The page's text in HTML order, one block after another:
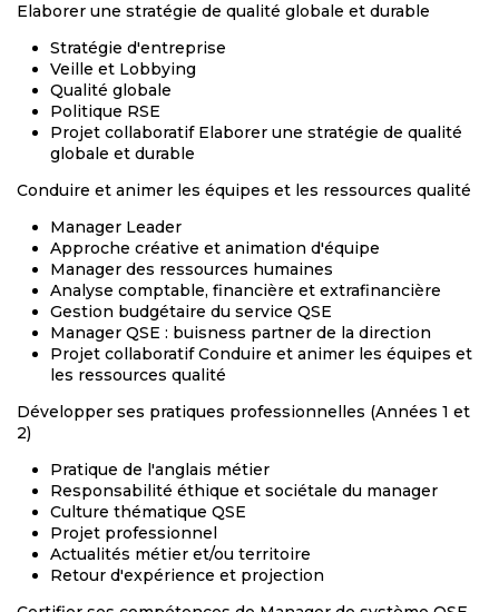
Elaborer une stratégie de qualité globale et durable
Stratégie d'entreprise
Veille et Lobbying
Qualité globale
Politique RSE
Projet collaboratif Elaborer une stratégie de qualité
globale et durable
Conduire et animer les équipes et les ressources qualité
Manager Leader
Approche créative et animation d'équipe
Manager des ressources humaines
Analyse comptable, financière et extrafinancière
Gestion budgétaire du service QSE
Manager QSE : buisness partner de la direction
Projet collaboratif Conduire et animer les équipes et
les ressources qualité
Développer ses pratiques professionnelles (Années 1 et
2)
Pratique de l'anglais métier
Responsabilité éthique et sociétale du manager
Culture thématique QSE
Projet professionnel
Actualités métier et/ou territoire
Retour d'expérience et projection